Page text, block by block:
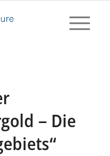
– Die